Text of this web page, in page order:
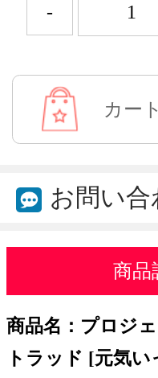
-
お問い合
商品
商品名： プロジ
トラッド [元気